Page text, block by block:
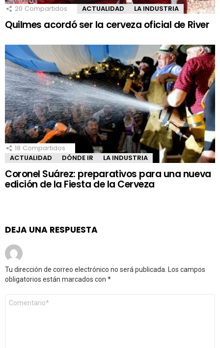
20 Compartidos ACTUALIDAD LA INDUSTRIA
Quilmes acordó ser la cerveza oficial de River
18 Compartidos
ACTUALIDAD
DÓNDE IR LA INDUSTRIA
Coronel Suárez: preparativos para una nueva
edición de la Fiesta de la Cerveza
DEJA UNA RESPUESTA
Tu dirección de correo electrónico no será publicada.
Los campos
obligatorios están marcados con *
Comentario